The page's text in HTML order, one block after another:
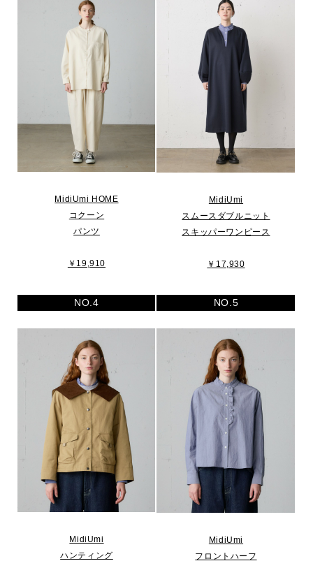
MidiUmi HOME
コクーン
パンツ
￥19,910
MidiUmi
スムースダブルニット
スキッパーワンピース
￥17,930
NO.4 NO.5
MidiUmi
ハンティング
MidiUmi
フロントハーフ